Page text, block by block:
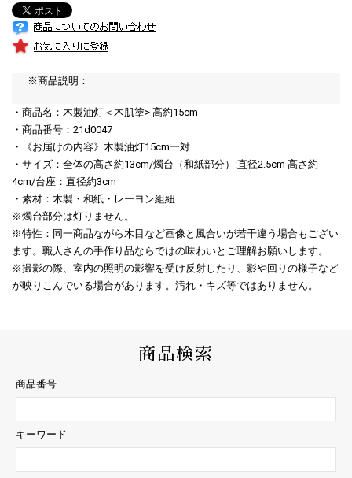
商品検索
商品番号
キーワード
※商品説明：
・商品名：木製油灯＜木肌塗> 高約15cm
・商品番号：21d0047
・《お届けの内容》木製油灯15cm一対
・サイズ：全体の高さ約13cm/燭台（和紙部分）:直径2.5cm 高さ約
4cm/台座：直径約3cm
・素材：木製・和紙・レーヨン組紐
※燭台部分は灯りません。
※特性：同一商品ながら木目など画像と風合いが若干違う場合もござい
ます。職人さんの手作り品ならではの味わいとご理解お願いします。
※撮影の際、室内の照明の影響を受け反射したり、影や回りの様子など
が映りこんでいる場合があります。汚れ・キズ等ではありません。